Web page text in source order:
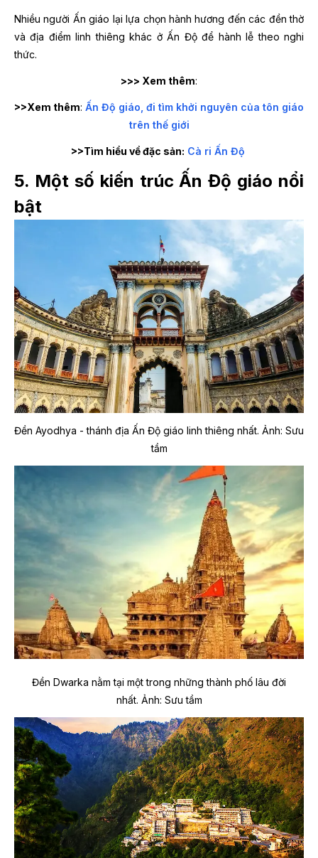
Nhiều người Ấn giáo lại lựa chọn hành hương đến các đền thờ
và địa điểm linh thiêng khác ở Ấn Độ để hành lễ theo nghi
thức.
>>> Xem thêm:
>>Xem thêm: Ấn Độ giáo, đi tìm khởi nguyên của tôn giáo
trên thế giới
>>Tìm hiểu về đặc sản: Cà ri Ấn Độ
5. Một số kiến trúc Ấn Độ giáo nổi
bật
Đền Ayodhya - thánh địa Ấn Độ giáo linh thiêng nhất. Ảnh: Sưu
tầm
Đền Dwarka nằm tại một trong những thành phố lâu đời
nhất. Ảnh: Sưu tầm